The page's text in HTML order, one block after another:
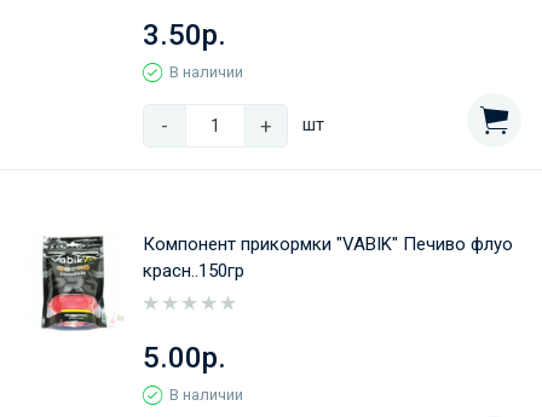
3.50р.
В наличии
- + шт
Компонент прикормки "VABIK" Печиво флуо
красн..150гр
5.00р.
В наличии